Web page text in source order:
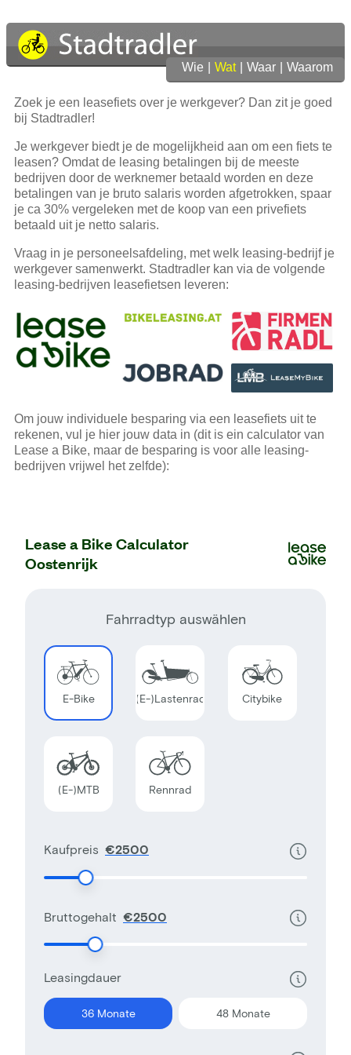
Wie Wat Waar Waarom
Zoek je een leasefiets over je werkgever? Dan zit je goed
bij Stadtradler!
Je werkgever biedt je de mogelijkheid aan om een fiets te
leasen? Omdat de leasing betalingen bij de meeste
bedrijven door de werknemer betaald worden en deze
betalingen van je bruto salaris worden afgetrokken, spaar
je ca 30% vergeleken met de koop van een privefiets
betaald uit je netto salaris.
Vraag in je personeelsafdeling, met welk leasing-bedrijf je
werkgever samenwerkt. Stadtradler kan via de volgende
leasing-bedrijven leasefietsen leveren:
Om jouw individuele besparing via een leasefiets uit te
rekenen, vul je hier jouw data in (dit is ein calculator van
Lease a Bike, maar de besparing is voor alle leasing-
bedrijven vrijwel het zelfde):